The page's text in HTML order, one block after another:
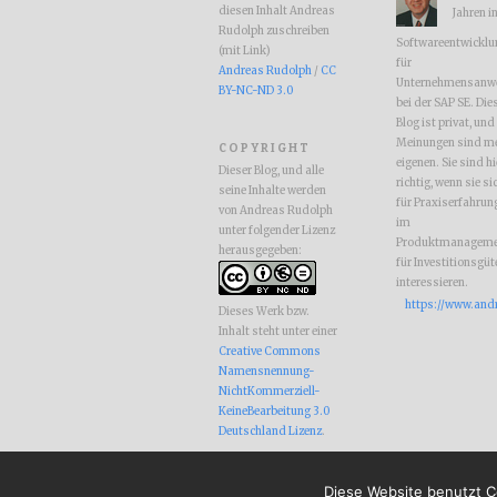
diesen Inhalt Andreas
Rudolph zuschreiben
(mit Link)
Andreas Rudolph / CC
BY-NC-ND 3.0
COPYRIGHT
Dieser Blog, und alle
seine Inhalte werden
von Andreas Rudolph
unter folgender Lizenz
herausgegeben:
Dieses Werk bzw.
Inhalt steht unter einer
Creative Commons
Namensnennung-
NichtKommerziell-
KeineBearbeitung 3.0
Deutschland Lizenz.
Jahren
für
bei der SAP SE.
Blog ist privat, und
Meinungen sind
eigenen. Sie sind
richtig, wenn sie
für
im
für
interessieren.
https://
Diese Website benutzt